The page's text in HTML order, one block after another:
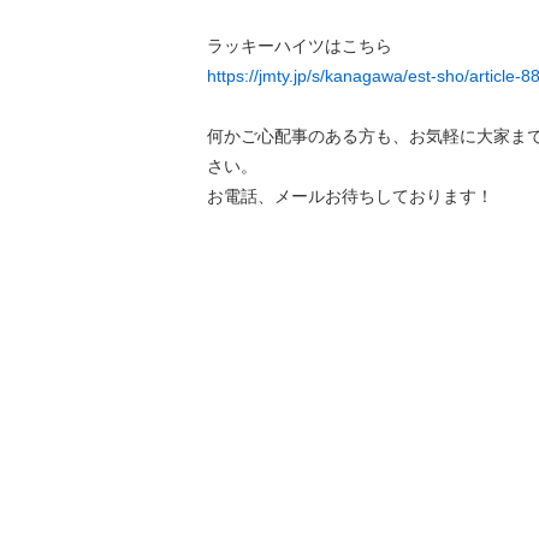
ラッキーハイツはこちら
https://jmty.jp/s/kanagawa/est-sho/article-
何かご心配事のある方も、お気軽に大家ま
さい。
お電話、メールお待ちしております！